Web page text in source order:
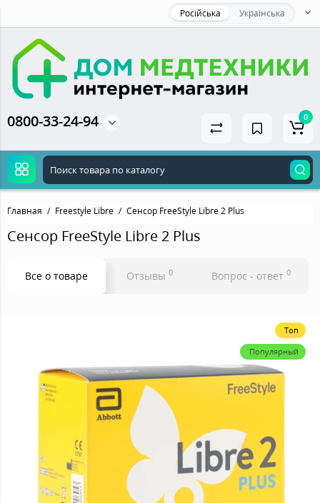
Російська Українська
0800-33-24-94 0
Главная Freestyle Libre Сенсор FreeStyle Libre 2 Plus
Сенсор FreeStyle Libre 2 Plus
Все о товаре Отзывы 0 Вопрос - ответ 0
Топ
Популярный